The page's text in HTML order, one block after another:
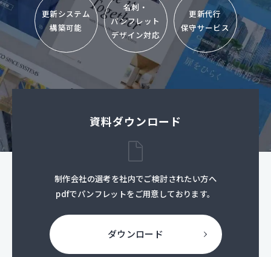
更新システム
構築可能
名刺・
パンフレット
デザイン対応
更新代行
保守サービス
資料ダウンロード
制作会社の選考を社内でご検討されたい方へ
pdfでパンフレットをご用意しております。
ダウンロード